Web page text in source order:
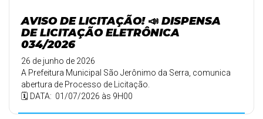
AVISO DE LICITAÇÃO! 📣 DISPENSA
DE LICITAÇÃO ELETRÔNICA
034/2026
26 de junho de 2026
A Prefeitura Municipal São Jerônimo da Serra, comunica
abertura de Processo de Licitação.
🗓️ DATA: 01/07/2026 às 9H00